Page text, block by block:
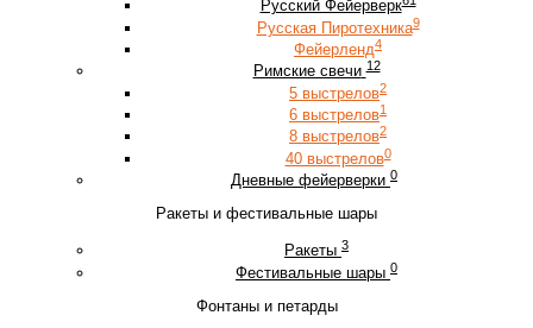
Русский Фейерверк
Русская Пиротехника9
Фейерленд4
Римские свечи 12
5 выстрелов2
6 выстрелов1
8 выстрелов2
40 выстрелов0
Дневные фейерверки 0
Ракеты и фестивальные шары
Ракеты 3
Фестивальные шары 0
Фонтаны и петарды